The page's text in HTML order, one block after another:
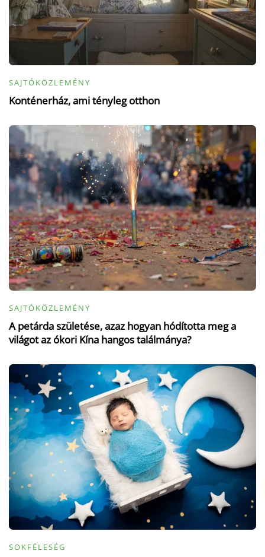
SAJTÓKÖZLEMÉNY
Konténerház, ami tényleg otthon
SAJTÓKÖZLEMÉNY
A petárda születése, azaz hogyan hódította meg a
világot az ókori Kína hangos találmánya?
SOKFÉLESÉG